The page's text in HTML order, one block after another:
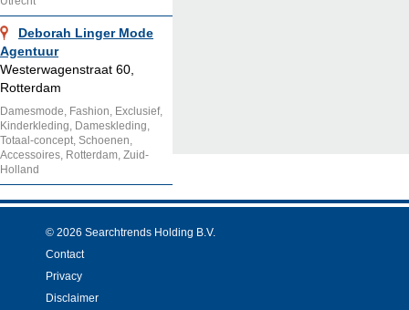
Deborah Linger Mode
Agentuur
Westerwagenstraat 60,
Rotterdam
Damesmode, Fashion, Exclusief,
Kinderkleding, Dameskleding,
Totaal-concept, Schoenen,
Accessoires, Rotterdam, Zuid-
Holland
© 2026 Searchtrends Holding B.V.
Contact
Privacy
Disclaimer